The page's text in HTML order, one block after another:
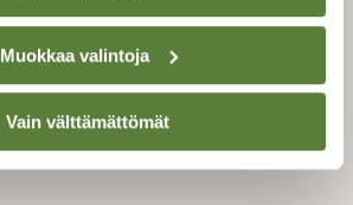
Muokkaa valintoja
Vain välttämättömät